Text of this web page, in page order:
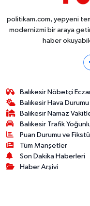
politikam.com, yepyeni
modernizmi bir araya
haber
Balıkesir Nöbetçi
Balıkesir Hava Durumu
Balikesir Namaz
Balıkesir Trafik
Puan Durumu ve
Tüm Manşetler
Son Dakika Haberleri
Haber Arşivi